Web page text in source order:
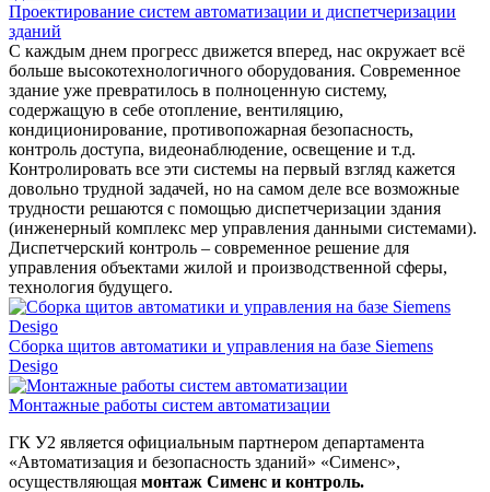
Проектирование систем автоматизации и диспетчеризации
зданий
С каждым днем прогресс движется вперед, нас окружает всё
больше высокотехнологичного оборудования. Современное
здание уже превратилось в полноценную систему,
содержащую в себе отопление, вентиляцию,
кондиционирование, противопожарная безопасность,
контроль доступа, видеонаблюдение, освещение и т.д.
Контролировать все эти системы на первый взгляд кажется
довольно трудной задачей, но на самом деле все возможные
трудности решаются с помощью диспетчеризации здания
(инженерный комплекс мер управления данными системами).
Диспетчерский контроль – современное решение для
управления объектами жилой и производственной сферы,
технология будущего.
Сборка щитов автоматики и управления на базе Siemens
Desigo
Монтажные работы систем автоматизации
ГК У2 является официальным партнером департамента
«Автоматизация и безопасность зданий» «Сименс»,
осуществляющая монтаж Сименс и контроль.